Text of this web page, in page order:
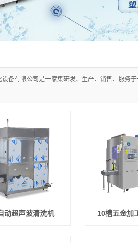
备有限公司是一家集研发、生产、销售、服务
动超声波清洗机 10槽五金加